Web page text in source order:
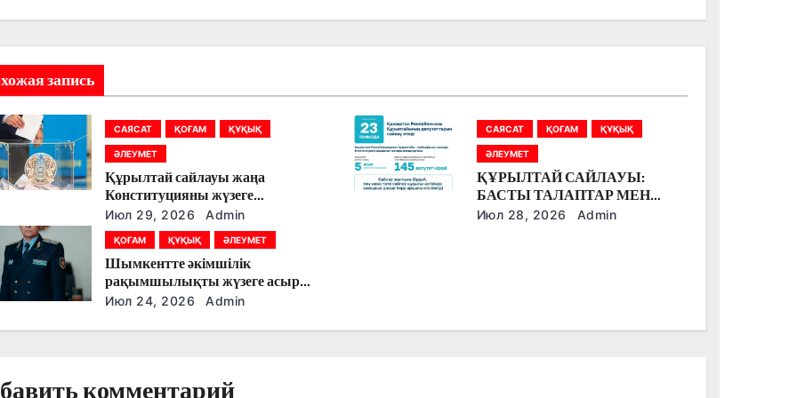
запись
САЯСАТ ҚОҒАМ ҚҰҚЫҚ
ӘЛЕУМЕТ
Құрылтай сайлауы жаңа
Конституцияны жүзеге
асырудың алғашқы кезеңі
болады
Июл 29, 2026 Admin
САЯСАТ ҚОҒАМ ҚҰҚЫҚ
ӘЛЕУМЕТ
ҚҰРЫЛТАЙ САЙЛАУЫ:
БАСТЫ ТАЛАПТАР МЕН
ЕРЕКШЕЛІКТЕР
Июл 28, 2026 Admin
ҚОҒАМ ҚҰҚЫҚ ӘЛЕУМЕТ
Шымкентте әкімшілік
рақымшылықты жүзеге асыру
қорытындылары шығарылды
Июл 24, 2026 Admin
комментарий